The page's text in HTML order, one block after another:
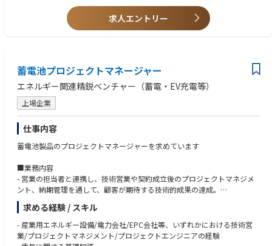
・プロダクト推進とリーダーシップ
エンジニア・UXチームと連携した優先順位付けとデリバリー責任。クロス
Looopでんきアプリ
• 電気使用量・料金の可視化
• 料金予測・省エネ提案
• 契約・請求・通知・サポート
• AIエネルギーコーチ
• EV・太陽光・蓄電池連携
• パーソナライズされた顧客体験
• スマートホームダッシュボード
• デバイス制御・自動化
• HEMS・ホームエネルギー管理
• スマートセキュリティ
• Voice AI／Local AI Hub連携
• AIホームアシスタント
ce）ビジネスの立上げ経験
・領域ドメイン知識：スマートホーム、IoT、エネルギー関連事業への理
解
・組織・チームビルディング：多国籍チームのマネジメント経験、PM組
織の構築経験
・ビジネスを英語で進める能力
求人エントリー
蓄電池プロジェクトマネージャー
エネルギー関連精鋭ベンチャー（蓄電・EV充電等）
上場企業
仕事内容
蓄電池製品のプロジェクトマネージャーを求めています
■業務内容
- 営業の担当者と連携し、技術営業や契約成立後のプロジェクトマネジメ
ント、納期管理を通して、顧客が期待する技術的成果の達成。
- 外注企業のマネジメント（EPC会社やパートナー会社との連携、スケジ
ュール管理）
- 顧客からの相談案件やトラブルシューティングを基に、技術サービスの
向上に資する企画提案及び実行
求める経験 / スキル
- 産業用エネルギー設備/電力会社/EPC会社等、いずれかにおける技術営
業/プロジェクトマネジメント/プロジェクトエンジニアの経験